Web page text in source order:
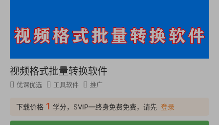
视频格式批量转换软件
优课优选 工具软件 推广
下载价格 1 学分，SVIP—终身免费免费，请先 登录